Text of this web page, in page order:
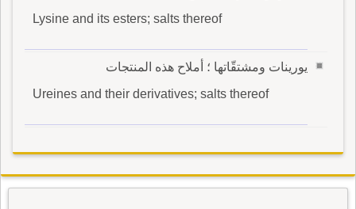
Lysine and its esters; salts thereof
يورينات ومشتقّاتها ؛ أملاح هذه المنتجات
Ureines and their derivatives; salts thereof